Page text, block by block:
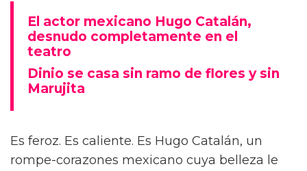
El actor mexicano Hugo Catalán,
desnudo completamente en el
teatro
Dinio se casa sin ramo de flores y sin
Marujita
Es feroz. Es caliente. Es Hugo Catalán, un
rompe-corazones mexicano cuya belleza le